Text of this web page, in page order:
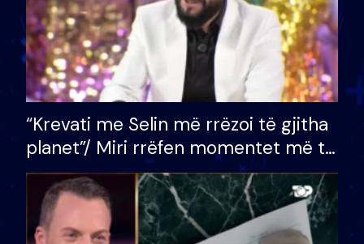
“Krevati me Selin më rrëzoi të gjitha
planet”/ Miri rrëfen momentet më të
bukura në shtëpinë e BB VIP: Do më
mungojë zilja e mëngjesit kur…